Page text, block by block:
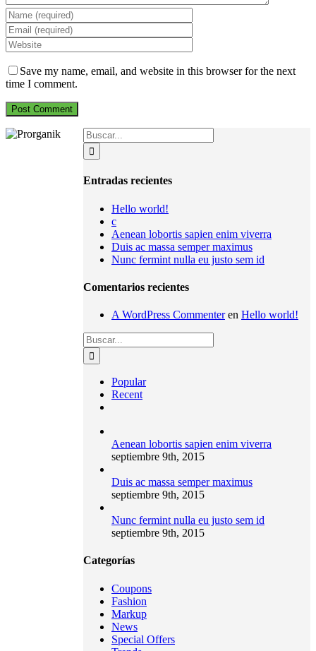
Save my name, email, and website in this browser for the next
time I comment.
Search
for:
Entradas recientes
Hello world!
c
Aenean lobortis sapien enim viverra
Duis ac massa semper maximus
Nunc fermint nulla eu justo sem id
Comentarios recientes
A WordPress Commenteren Hello world!
Search
for:
Popular
Recent
Aenean lobortis sapien enim viverra
septiembre 9th, 2015
Duis ac massa semper maximus
septiembre 9th, 2015
Nunc fermint nulla eu justo sem id
septiembre 9th, 2015
Categorías
Coupons
Fashion
Markup
News
Special Offers